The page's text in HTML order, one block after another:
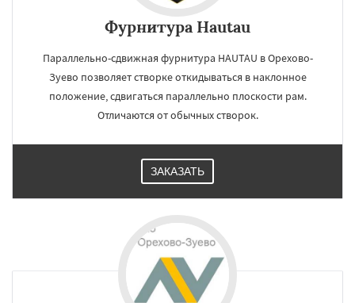
Фурнитура Hautau
Параллельно-сдвижная фурнитура HAUTAU в Орехово-
Зуево позволяет створке откидываться в наклонное
положение, сдвигаться параллельно плоскости рам.
Отличаются от обычных створок.
ЗАКАЗАТЬ